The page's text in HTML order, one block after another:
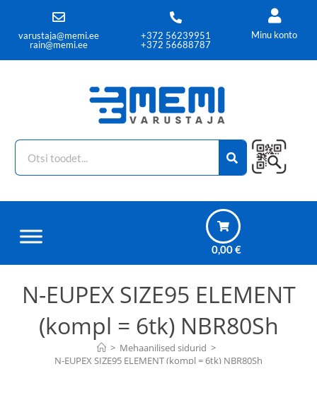
varustaja@memi.ee
rain@memi.ee
+372 56239951
+372 56688787
Minu konto
0,00€
N-EUPEX SIZE95 ELEMENT
(kompl = 6tk) NBR80Sh
> Mehaanilised sidurid >
N-EUPEX SIZE95 ELEMENT (kompl = 6tk) NBR80Sh